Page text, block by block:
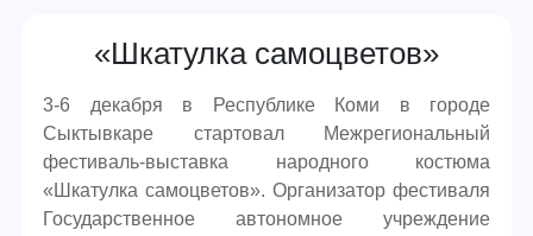
«Шкатулка самоцветов»
3-6 декабря в Республике Коми в городе
Сыктывкаре стартовал Межрегиональный
фестиваль-выставка народного костюма
«Шкатулка самоцветов». Организатор фестиваля
Государственное автономное учреждение